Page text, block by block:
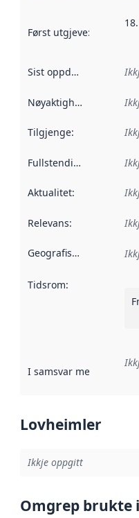
Først utgjeve:
Sist oppdatert
Nøyaktigheit
Tilgjenge:
Fullstendigheit
Aktualitet:
Relevans:
Geografisk område
Tidsrom:
I samsvar med
Lovheimler
Ikkje oppgitt
Omgrep brukte